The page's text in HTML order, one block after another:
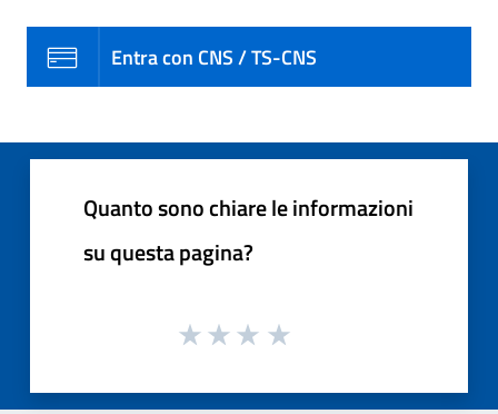
Entra con CNS / TS-CNS
Quanto sono chiare le informazioni
su questa pagina?